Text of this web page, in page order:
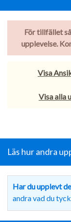
För tillfället
upplevelse.
Visa
Visa alla
Läs hur andra
Har du upplevt
andra vad du